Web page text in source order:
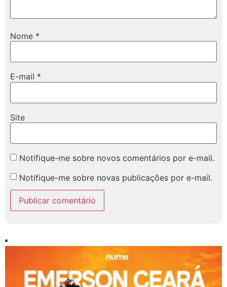
Nome *
E-mail *
Site
Notifique-me sobre novos comentários por e-mail.
Notifique-me sobre novas publicações por e-mail.